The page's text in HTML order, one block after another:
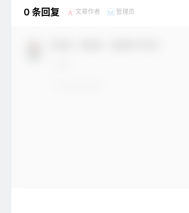
0 条回复 A 文章作者 M 管理员